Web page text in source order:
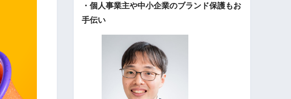
・個人事業主や中小企業のブランド保護もお
手伝い